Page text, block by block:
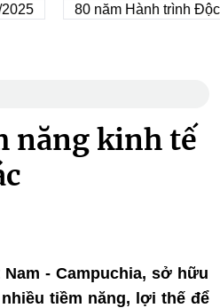
80 năm Hành trình Độc lập
năng kinh tế
- Campuchia, sở hữu
tiềm năng, lợi thế để